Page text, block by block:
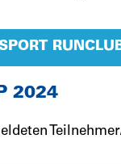
2024